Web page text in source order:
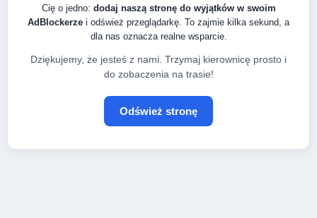
Cię o jedno: dodaj naszą stronę do wyjątków w swoim
AdBlockerze i odśwież przeglądarkę. To zajmie kilka sekund, a
dla nas oznacza realne wsparcie.
Dziękujemy, że jesteś z nami. Trzymaj kierownicę prosto i
do zobaczenia na trasie!
Odśwież stronę